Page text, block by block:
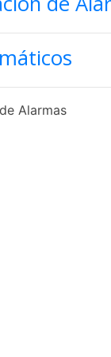
Alarmas